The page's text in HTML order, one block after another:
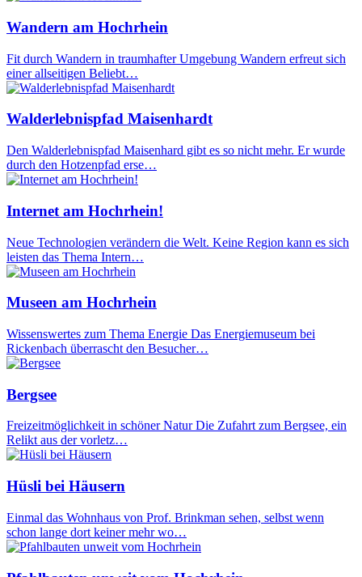
Wandern am Hochrhein
Fit durch Wandern in traumhafter Umgebung Wandern erfreut sich
einer allseitigen Beliebt…
Walderlebnispfad Maisenhardt
Den Walderlebnispfad Maisenhard gibt es so nicht mehr. Er wurde
durch den Hotzenpfad erse…
Internet am Hochrhein!
Neue Technologien verändern die Welt. Keine Region kann es sich
leisten das Thema Intern…
Museen am Hochrhein
Wissenswertes zum Thema Energie Das Energiemuseum bei
Rickenbach überrascht den Besucher…
Bergsee
Freizeitmöglichkeit in schöner Natur Die Zufahrt zum Bergsee, ein
Relikt aus der vorletz…
Hüsli bei Häusern
Einmal das Wohnhaus von Prof. Brinkman sehen, selbst wenn
schon lange dort keiner mehr wo…